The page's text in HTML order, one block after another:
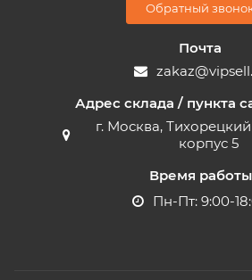
Обратный
Почта
Адрес склада / пункта
г. Москва, Тихорецкий
корпус 5
Время работы
Пн-Пт: 9:00-